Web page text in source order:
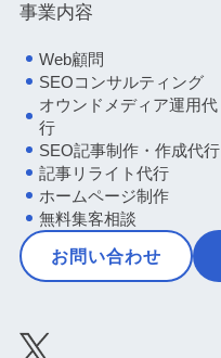
事業内容
Web顧問
SEOコンサルティング
オウンドメディア運用代
行
SEO記事制作・作成代行
記事リライト代行
ホームページ制作
無料集客相談
お問い合わせ